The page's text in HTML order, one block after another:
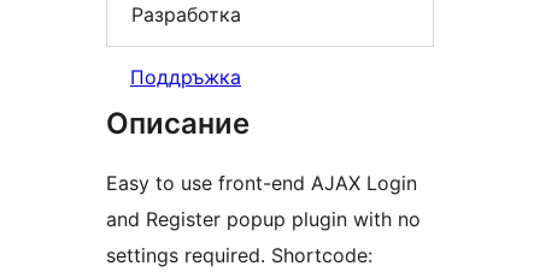
Разработка
Поддръжка
Описание
Easy to use front-end AJAX Login
and Register popup plugin with no
settings required. Shortcode: